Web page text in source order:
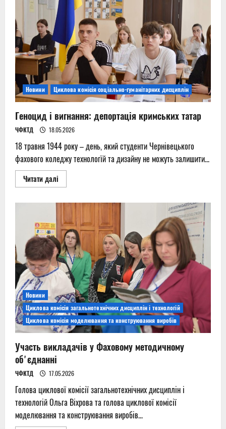
Новини Циклова комісія соціально-гуманітарних дисциплін
Геноцид і вигнання: депортація кримських татар
ЧФКТД 18.05.2026
18 травня 1944 року – день, який студенти Чернівецького
фахового коледжу технологїй та дизайну не можуть залишити...
Читати далі
more
депортація
кримських
татар
Новини
Циклова комісія загальнотехнічних дисциплін і технологій
Циклова комісія моделювання та конструювання виробів
Участь викладачів у Фаховому методичному
обʼєднанні
ЧФКТД 17.05.2026
Голова циклової комісії загальнотехнічних дисциплін і
технологій Ольга Віхрова та голова циклової комісії
моделювання та конструювання виробів...